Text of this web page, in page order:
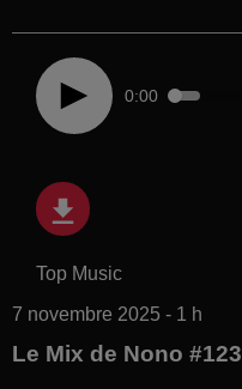
0:00
Top Music
7 novembre 2025 - 1 h
Le Mix de Nono #123